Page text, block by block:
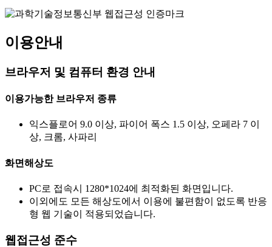
이용안내
브라우저 및 컴퓨터 환경 안내
이용가능한 브라우저 종류
익스플로어 9.0 이상, 파이어 폭스 1.5 이상, 오페라 7 이
상, 크롬, 사파리
화면해상도
PC로 접속시 1280*1024에 최적화된 화면입니다.
이외에도 모든 해상도에서 이용에 불편함이 없도록 반응
형 웹 기술이 적용되었습니다.
웹접근성 준수